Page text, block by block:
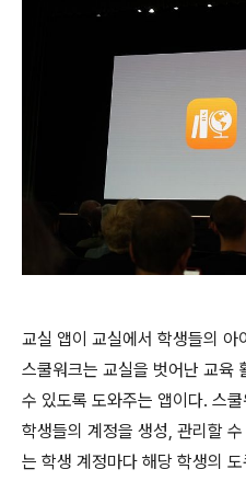
교실 앱이 교실에서 학생들의 아
스쿨워크는 교실을 벗어난 교육
수 있도록 도와주는 앱이다. 스
학생들의 계정을 생성, 관리할
는 학생 계정마다 해당 학생의